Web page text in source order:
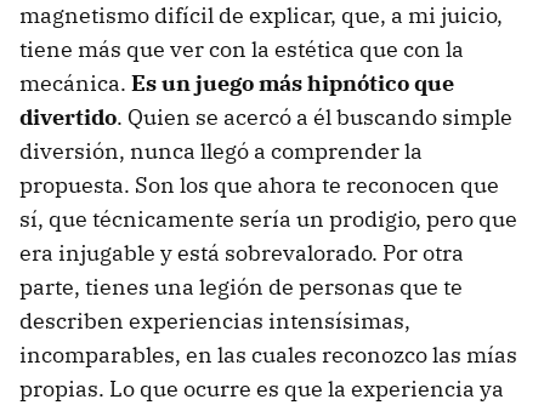
magnetismo difícil de explicar, que, a mi juicio,
tiene más que ver con la estética que con la
mecánica. Es un juego más hipnótico que
divertido. Quien se acercó a él buscando simple
diversión, nunca llegó a comprender la
propuesta. Son los que ahora te reconocen que
sí, que técnicamente sería un prodigio, pero que
era injugable y está sobrevalorado. Por otra
parte, tienes una legión de personas que te
describen experiencias intensísimas,
incomparables, en las cuales reconozco las mías
propias. Lo que ocurre es que la experiencia ya